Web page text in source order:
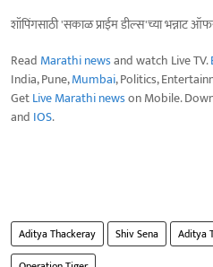
शॉपिंगसाठी 'सकाळ प्राईम डील्स'च्या भन्नाट
Read Marathi newsand watch Live TV.
India, Pune,Mumbai, Politics,
GetLive Marathi newson Mobile.
and IOS.
Aditya Thackeray Shiv Sena Aditya